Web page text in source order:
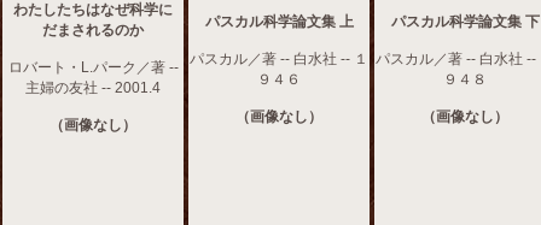
わたしたちはなぜ科学に
だまされるのか
ロバート・L.パーク／著 --
主婦の友社 -- 2001.4
（画像なし）
パスカル科学論文集 上
パスカル／著 -- 白水社 -- １
９４６
（画像なし）
パスカル科学論文集 下
パスカル／著 -- 白水社 --
９４８
（画像なし）